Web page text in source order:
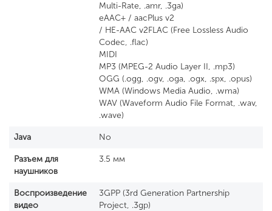
Multi-Rate, .amr, .3ga)
eAAC+ / aacPlus v2
/ HE-AAC v2FLAC (Free Lossless Audio
Codec, .flac)
MIDI
MP3 (MPEG-2 Audio Layer II, .mp3)
OGG (.ogg, .ogv, .oga, .ogx, .spx, .opus)
WMA (Windows Media Audio, .wma)
WAV (Waveform Audio File Format, .wav,
.wave)
Java No
Разъем для
наушников
3.5 мм
Воспроизведение
видео
3GPP (3rd Generation Partnership
Project, .3gp)